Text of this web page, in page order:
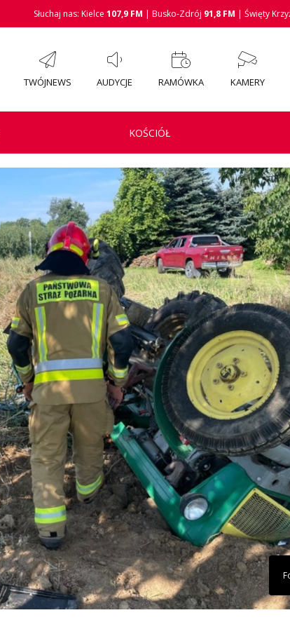
Słuchaj nas: Kielce 107,9 FM | Busko-Zdrój 91,8 FM | Święty
TWÓJNEWS AUDYCJE RAMÓWKA KAMERY
KOŚCIÓŁ